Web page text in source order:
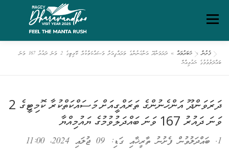
content
Menu
ގަވާއިދުތަކާއި އުސޫލުތައް
ސަރވިސް ޗާޓަރ ޑައުންލޯޑްސް ރިޕޯޓްތައް ފެށުން
ފެށުން» ޚަބަރުތައް »
ދަރަވަންދޫ އަންހެނުންގެ ތަރައްގީއަށް މަސައްކަތްކުރާ ކޮމިޓީގެ 2 ވަނަ ދައުރު 167 ވަނަ
ބައްދަލުވުމުގެ ޔައުމިއްޔާ
ދަރަވަންދޫ އަންހެނުންގެ ތަރައްގީއަށް މަސައްކަތްކުރާ ކޮމިޓީގެ 2
ވަނަ ދައުރު 167 ވަނަ ބައްދަލުވުމުގެ ޔައުމިއްޔާ
1. ބައްދަލުވުން ފެށުނު ތާރީޚާއި ގަޑި: 09 ޖުލައި 2024، 11:00